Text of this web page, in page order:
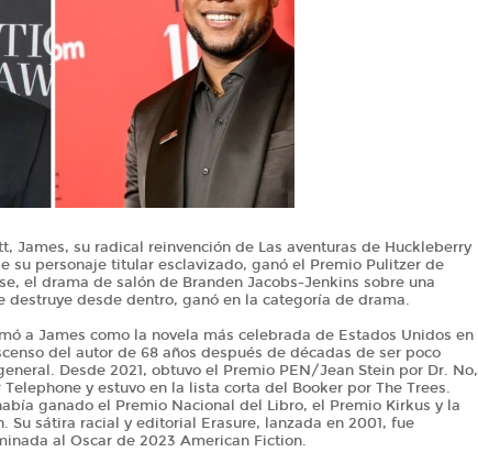
James, su radical reinvención de Las aventuras de Huckleberry
su personaje titular esclavizado, ganó el Premio Pulitzer de
el drama de salón de Branden Jacobs-Jenkins sobre una
destruye desde dentro, ganó en la categoría de drama.
a James como la novela más celebrada de Estados Unidos en
del autor de 68 años después de décadas de ser poco
Desde 2021, obtuvo el Premio PEN/Jean Stein por Dr. No,
y estuvo en la lista corta del Booker por The Trees.
ganado el Premio Nacional del Libro, el Premio Kirkus y la
Su sátira racial y editorial Erasure, lanzada en 2001, fue
al Oscar de 2023 American Fiction.